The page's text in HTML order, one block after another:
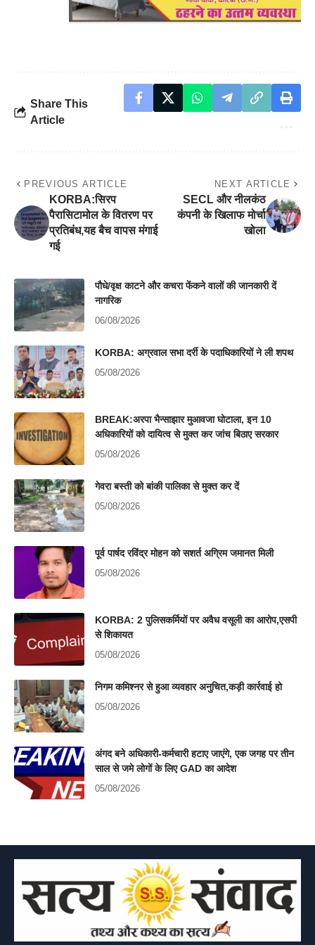
Share This
Article
PREVIOUS ARTICLE
KORBA:सिरप
पैरासिटामोल के वितरण पर
प्रतिबंध,यह बैच वापस मंगाई
गई
NEXT ARTICLE
SECL और नीलकंठ
कंपनी के खिलाफ मोर्चा
खोला
पौधे/वृक्ष काटने और कचरा फेंकने वालों की जानकारी दें
नागरिक
06/08/2026
KORBA: अग्रवाल सभा दर्री के पदाधिकारियों ने ली शपथ
05/08/2026
BREAK:अरपा भैन्साझार मुआवजा घोटाला, इन 10
अधिकारियों को दायित्व से मुक्त कर जांच बिठाए सरकार
05/08/2026
गेवरा बस्ती को बांकी पालिका से मुक्त कर दें
05/08/2026
पूर्व पार्षद रविंद्र मोहन को सशर्त अग्रिम जमानत मिली
05/08/2026
KORBA: 2 पुलिसकर्मियों पर अवैध वसूली का आरोप,एसपी
से शिकायत
05/08/2026
निगम कमिश्नर से हुआ व्यवहार अनुचित,कड़ी कार्रवाई हो
05/08/2026
अंगद बने अधिकारी-कर्मचारी हटाए जाएंगे, एक जगह पर तीन
साल से जमे लोगों के लिए GAD का आदेश
05/08/2026